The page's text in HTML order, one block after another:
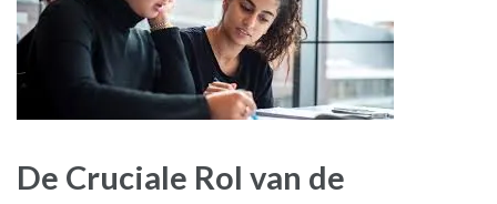
De Cruciale Rol van de